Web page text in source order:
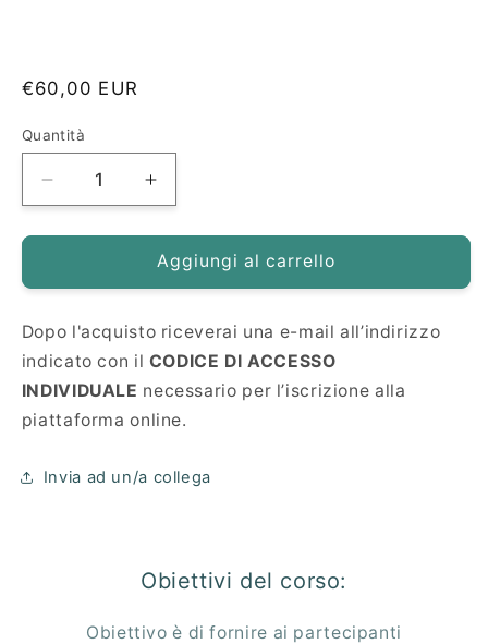
Prezzo
listino
€60,00 EUR
Quantità
Diminuisci
quantità
per
della
e
dell’Alimentazione
Aumenta
quantità
per
Disturbi
della
e
dell’Alimentazione
Aggiungi al carrello
Dopo l'acquisto riceverai una e-mail all’indirizzo
indicato con il CODICE DI ACCESSO
INDIVIDUALE necessario per l’iscrizione alla
piattaforma online.
Invia ad un/a collega
Obiettivi del corso:
Obiettivo è di fornire ai partecipanti